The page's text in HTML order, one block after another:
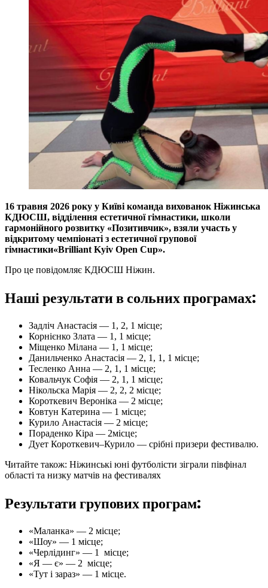
16 травня 2026 року у Київі команда вихованок Ніжинська
КДЮСШ, відділення естетичної гімнастики, школи
гармонійного розвитку «Позитивчик», взяли участь у
відкритому чемпіонаті з естетичної групової
гімнастики«Brilliant Kyiv Open Cup».
Про це повідомляє КДЮСШ Ніжин.
Наші результати в сольних програмах:
Задліч Анастасія — 1, 2, 1 місце;
Корнієнко Злата — 1, 1 місце;
Міщенко Мілана — 1, 1 місце;
Данильченко Анастасія — 2, 1, 1, 1 місце;
Тесленко Анна — 2, 1, 1 місце;
Ковальчук Софія — 2, 1, 1 місце;
Нікольска Марія — 2, 2, 2 місце;
Короткевич Вероніка — 2 місце;
Ковтун Катерина — 1 місце;
Курило Анастасія — 2 місце;
Пораденко Кіра — 2місце;
Дует Короткевич–Курило — срібні призери фестивалю.
Читайте також: Ніжинські юні футболісти зіграли півфінал
області та низку матчів на фестивалях
Результати групових програм:
«Маланка» — 2 місце;
«Шоу» — 1 місце;
«Черлідинг» — 1 місце;
«Я — є» — 2 місце;
«Тут і зараз» — 1 місце.